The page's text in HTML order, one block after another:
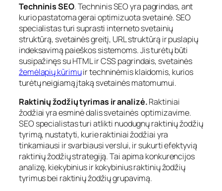
Techninis SEO. Techninis SEO yra pagrindas, ant
kurio pastatoma gerai optimizuota svetainė. SEO
specialistas turi suprasti interneto svetainių
struktūrą, svetainės greitį, URL struktūrą ir puslapių
indeksavimą paieškos sistemoms. Jis turėtų būti
susipažinęs su HTML ir CSS pagrindais, svetainės
žemėlapių kūrimuir techninėmis klaidomis, kurios
turėtų neigiamą įtaką svetainės matomumui.
Raktinių žodžių tyrimas ir analizė.Raktiniai
žodžiai yra esminė dalis svetainės optimizavime.
SEO specialistas turi atlikti nuodugnų raktinių žodžių
tyrimą, nustatyti, kurie raktiniai žodžiai yra
tinkamiausi ir svarbiausi verslui, ir sukurti efektyvią
raktinių žodžių strategiją. Tai apima konkurencijos
analizę, kiekybinius ir kokybinius raktinių žodžių
tyrimus bei raktinių žodžių grupavimą.